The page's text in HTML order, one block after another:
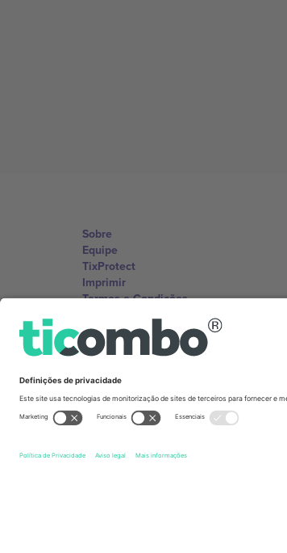
Sobre
Equipe
TixProtect
Imprimir
Termos e Condições
Programa de afiliados